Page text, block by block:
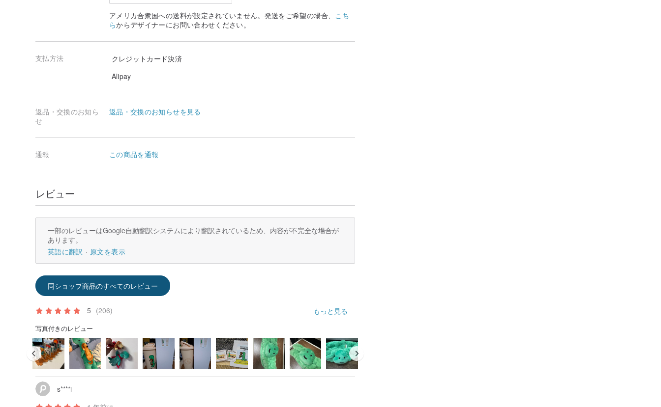
アメリカ合衆国への送料が設定されていません。発送をご希望の場合、 こち
らからデザイナーにお問い合わせください。
支払方法
クレジットカード決済
Alipay
返品・交換のお知ら
せ
返品・交換のお知らせを見る
通報 この商品を通報
レビュー
一部のレビューはGoogle自動翻訳システムにより翻訳されているため、内容が不完全な場合が
あります。
英語に翻訳
原文を表示
同ショップ商品のすべてのレビュー
5 (206) もっと見る
写真付きのレビュー
s****i